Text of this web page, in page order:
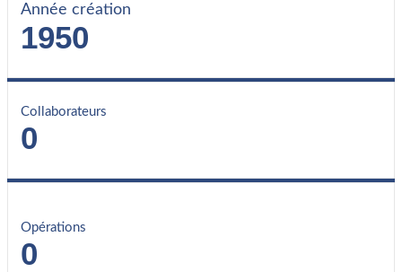
Année création
1950
Collaborateurs
0
Opérations
0